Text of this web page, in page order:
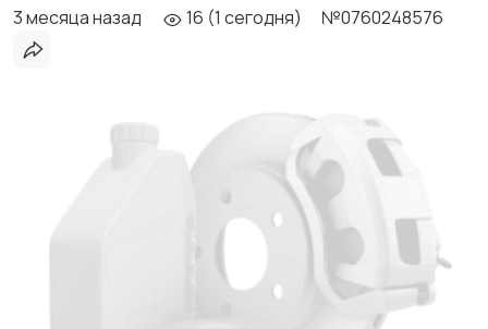
3 месяца назад 16 (1 сегодня) №0760248576